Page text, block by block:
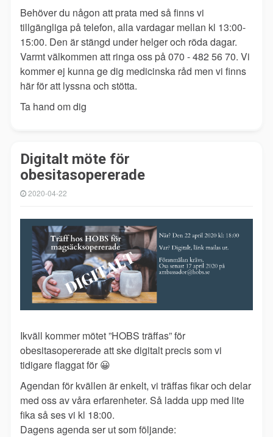
Behöver du någon att prata med så finns vi
tillgängliga på telefon, alla vardagar mellan kl 13:00-
15:00. Den är stängd under helger och röda dagar.
Varmt välkommen att ringa oss på 070 - 482 56 70. Vi
kommer ej kunna ge dig medicinska råd men vi finns
här för att lyssna och stötta.
Ta hand om dig
Digitalt möte för
obesitasopererade
2020-04-22
Ikväll kommer mötet ”HOBS träffas” för
obesitasopererade att ske digitalt precis som vi
tidigare flaggat för 😀
Agendan för kvällen är enkelt, vi träffas fikar och delar
med oss av våra erfarenheter. Så ladda upp med lite
fika så ses vi kl 18:00.
Dagens agenda ser ut som följande: